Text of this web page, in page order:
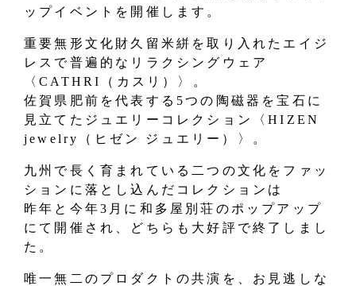
ップイベントを開催します。
重要無形文化財久留米絣を取り入れたエイジ
レスで普遍的なリラクシングウェア
〈CATHRI（カスリ）〉。
佐賀県肥前を代表する5つの陶磁器を宝石に
見立てたジュエリーコレクション〈HIZEN
jewelry（ヒゼン ジュエリー）〉。
九州で長く育まれている二つの文化をファッ
ションに落とし込んだコレクションは
昨年と今年3月に和多屋別荘のポップアップ
にて開催され、どちらも大好評で終了しまし
た。
唯一無二のプロダクトの共演を、お見逃しな